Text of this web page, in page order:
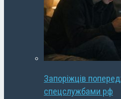
Запоріжців
спецслужбами рф